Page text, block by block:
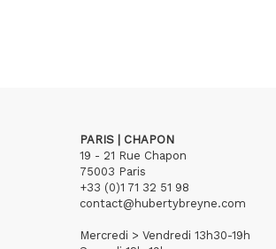
PARIS | CHAPON
19 - 21 Rue Chapon
75003 Paris
+33 (0)1 71 32 51 98
contact@hubertybreyne.com
Mercredi > Vendredi 13h30-19h